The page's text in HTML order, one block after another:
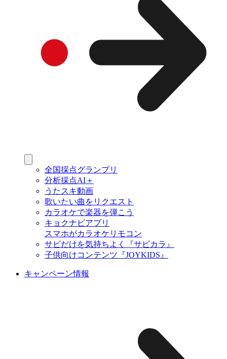
全国採点グランプリ
分析採点AI＋
うたスキ動画
歌いたい曲をリクエスト
カラオケで楽器を弾こう
キョクナビアプリ
スマホがカラオケリモコン
サビだけを気持ちよく『サビカラ』
子供向けコンテンツ『JOYKIDS』
キャンペーン情報